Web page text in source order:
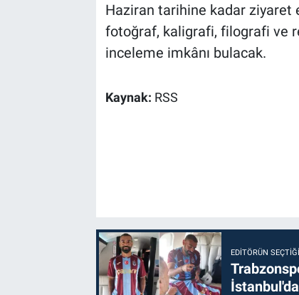
Haziran tarihine kadar ziyaret
fotoğraf, kaligrafi, filografi ve
inceleme imkânı bulacak.
Kaynak: RSS
EDITÖRÜN SEÇTIĞI